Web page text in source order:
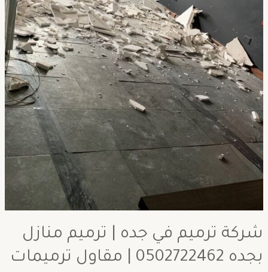
شركة ترميم في جده | ترميم منازل
بجده 0502722462 | مقاول ترميمات